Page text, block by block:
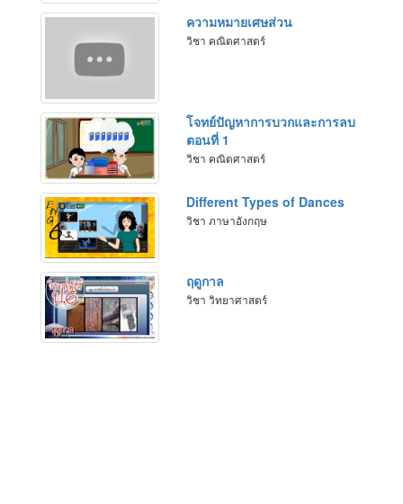
ความหมายเศษส่วน
วิชา คณิตศาสตร์
โจทย์ปัญหาการบวกและการลบ
ตอนที่ 1
วิชา คณิตศาสตร์
Different Types of Dances
วิชา ภาษาอังกฤษ
ฤดูกาล
วิชา วิทยาศาสตร์